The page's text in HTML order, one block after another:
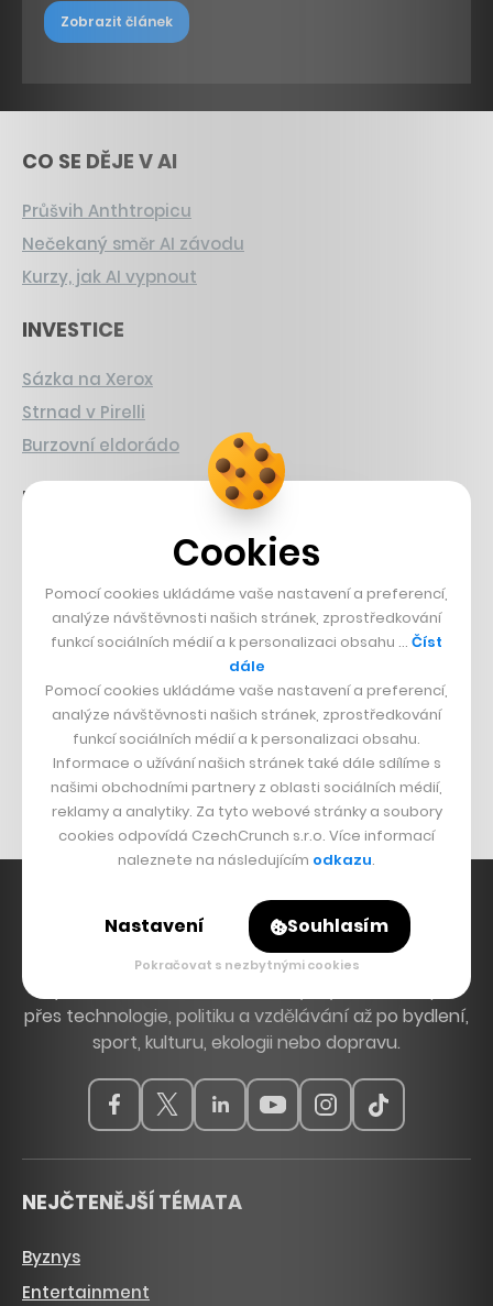
Zobrazit článek
CO SE DĚJE V AI
Průšvih Anthtropicu
Nečekaný směr AI závodu
Kurzy, jak AI vypnout
INVESTICE
Sázka na Xerox
Strnad v Pirelli
Burzovní eldorádo
PŘÍBĚHY Z GASTRA
Boční projekt, co se zvrtnul
Dva golfisti, co pečou
Bomma není tichá
Originální hodinky
Nábytek z betonu
Hlavní zdroj inspirace. Věnujeme se tématům, která
přes technologie, politiku a vzdělávání až po bydlení,
sport, kulturu, ekologii nebo dopravu.
NEJČTENĚJŠÍ TÉMATA
Byznys
Entertainment
Cookies
Pomocí cookies ukládáme vaše nastavení a preferencí,
analýze návštěvnosti našich stránek, zprostředkování
funkcí sociálních médií a k personalizaci obsahu … Číst
dále
Pomocí cookies ukládáme vaše nastavení a preferencí,
analýze návštěvnosti našich stránek, zprostředkování
funkcí sociálních médií a k personalizaci obsahu.
Informace o užívání našich stránek také dále sdílíme s
našimi obchodními partnery z oblasti sociálních médií,
reklamy a analytiky. Za tyto webové stránky a soubory
cookies odpovídá CzechCrunch s.r.o. Více informací
naleznete na následujícím odkazu.
Nastavení Souhlasím
Pokračovat s nezbytnými cookies